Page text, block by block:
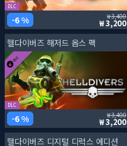
DLC
6 % 3,400
3,200
헬다이버즈 해저드 옵스 팩
DLC
6 % 3,400
3,200
헬다이버즈 디지털 디럭스 에디션